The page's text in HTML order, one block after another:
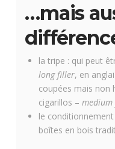
…mais
la tripe : qui peut
long filler, en
coupées mais non
cigarillos –
le
boîtes en bois